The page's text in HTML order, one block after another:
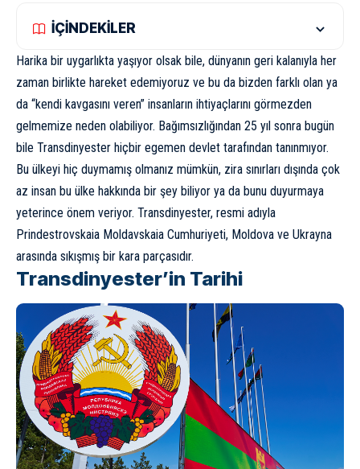
İÇİNDEKİLER
Harika bir uygarlıkta yaşıyor olsak bile, dünyanın geri kalanıyla her
zaman birlikte hareket edemiyoruz ve bu da bizden farklı olan ya
da “kendi kavgasını veren” insanların ihtiyaçlarını görmezden
gelmemize neden olabiliyor. Bağımsızlığından 25 yıl sonra bugün
bile Transdinyester hiçbir egemen devlet tarafından tanınmıyor.
Bu ülkeyi hiç duymamış olmanız mümkün, zira sınırları dışında çok
az insan bu ülke hakkında bir şey biliyor ya da bunu duyurmaya
yeterince önem veriyor. Transdinyester, resmi adıyla
Prindestrovskaia Moldavskaia Cumhuriyeti, Moldova ve Ukrayna
arasında sıkışmış bir kara parçasıdır.
Transdinyester’in Tarihi